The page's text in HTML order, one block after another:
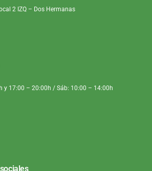
2 IZQ – Dos Hermanas
y 17:00 – 20:00h / Sáb: 10:00 – 14:00h